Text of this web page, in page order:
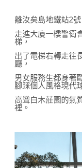
離汝矣島地鐵站2
走進大廈一樓警衛
梯，
出了電梯右轉走往
廳，
男女服務生都身著
腳踩個人風格現代
高聳白木莊園的氣
裡。